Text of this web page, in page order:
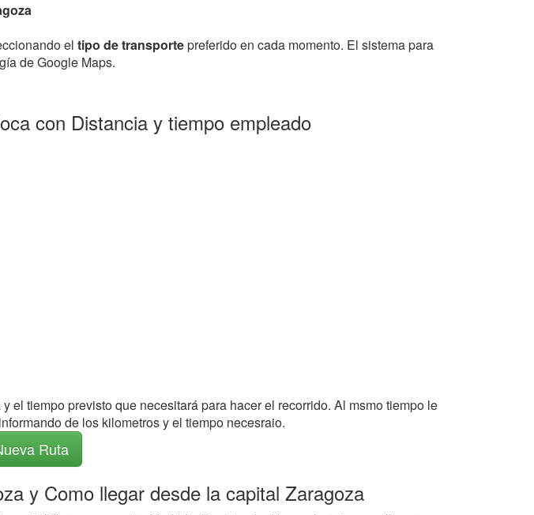
el tipo de transportepreferido en cada momento. El sistema para
de Google Maps.
con Distancia y tiempo empleado
el tiempo previsto que necesitará para hacer el recorrido. Al msmo tiempo le
de los kilometros y el tiempo necesraio.
Ruta
y Como llegar desde la capital Zaragoza